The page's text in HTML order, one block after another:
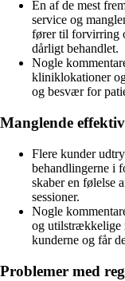
En af de mest
service og
fører til forvirring
dårligt behandlet.
Nogle
kliniklokationer
og besvær for
Manglende
Flere kunder
behandlingerne i
skaber en følelse
sessioner.
Nogle
og utilstrækkelige
kunderne og får
Problemer med